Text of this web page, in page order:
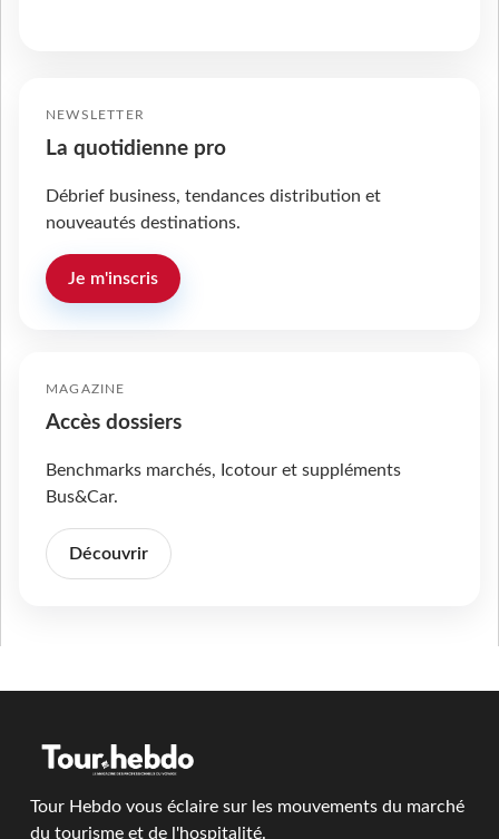
NEWSLETTER
La quotidienne pro
Débrief business, tendances distribution et
nouveautés destinations.
Je m'inscris
MAGAZINE
Accès dossiers
Benchmarks marchés, Icotour et suppléments
Bus&Car.
Découvrir
Tour Hebdo vous éclaire sur les mouvements du marché
du tourisme et de l'hospitalité.